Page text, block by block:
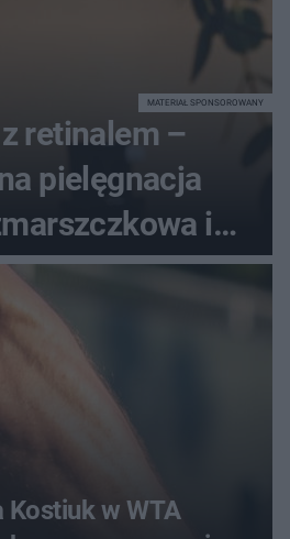
retinalem –
pielęgnacja
i
MATERIAŁ SPONSOROWANY
w WTA